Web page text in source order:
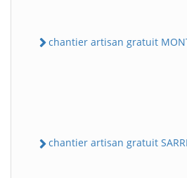
chantier artisan gratuit
chantier artisan gratuit